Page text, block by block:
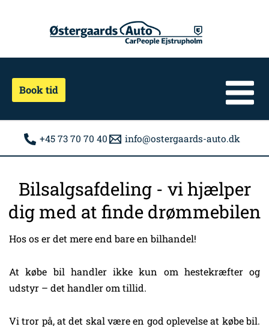
Book tid
+45 73 70 70 40 info@ostergaards-auto.dk
Bilsalgsafdeling - vi hjælper
dig med at finde drømmebilen
Hos os er det mere end bare en bilhandel!
At købe bil handler ikke kun om hestekræfter og
udstyr – det handler om tillid.
Vi tror på, at det skal være en god oplevelse at købe bil.